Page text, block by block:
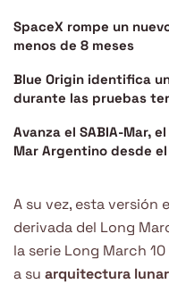
SpaceX rompe un
menos de 8 meses
Blue Origin identifica
durante las pruebas
Avanza el SABIA-Mar,
Mar Argentino desde
A su vez, esta versión
derivada del Long
la serie Long March
a su arquitectura